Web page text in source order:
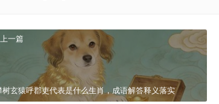
上一篇
树玄猿呼郡吏代表是什么生肖，成语解答释义落实